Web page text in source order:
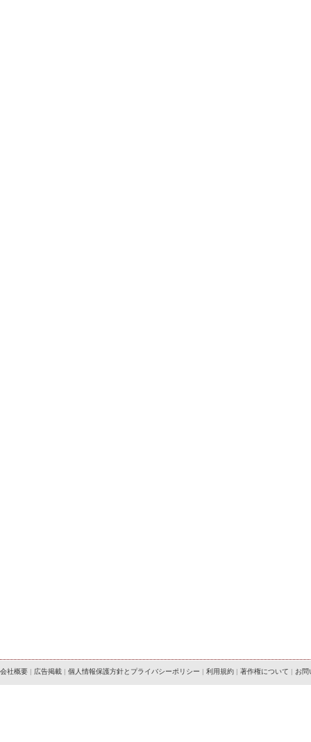
会社概要 | 広告掲載 | 個人情報保護方針とプライバシーポリシー | 利用規約 | 著作権について | お問